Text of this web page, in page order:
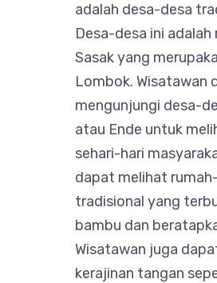
adalah desa-desa
Desa-desa ini adalah
Sasak yang
Lombok. Wisatawan
mengunjungi desa-
atau Ende untuk
sehari-hari
dapat melihat
tradisional yang
bambu dan
Wisatawan juga
kerajinan tangan